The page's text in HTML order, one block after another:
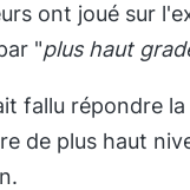
ont joué sur
"plus haut
fallu répondre
de plus haut